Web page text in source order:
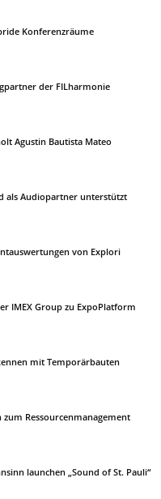
Konferenzräume
der FILharmonie
Agustin Bautista Mateo
als Audiopartner unterstützt
von Explori
IMEX Group zu ExpoPlatform
mit Temporärbauten
Ressourcenmanagement
launchen „Sound of St. Pauli“